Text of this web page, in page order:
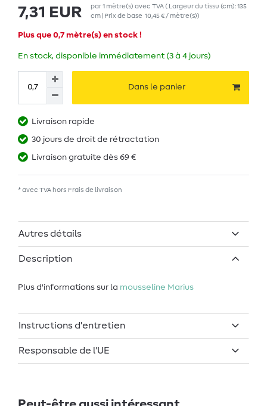
7,31 EUR par1 mètre(s) avec TVA( Largeur du tissu (cm): 135
cm | Prix de base 10,45 € / mètre(s))
Plus que 0,7 mètre(s) en stock !
En stock, disponible immédiatement (3 à 4 jours)
Dans le panier
Livraison rapide
30 jours de droit de rétractation
Livraison gratuite dès 69 €
* avec TVA hors Frais de livraison
Autres détails
Description
Plus d'informations sur la mousseline Marius
Instructions d'entretien
Responsable de l'UE